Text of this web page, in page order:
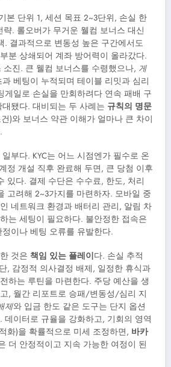
본 단위 1, 세션 목표 2~3단위, 손실 한
략. 롤오버가 무거운 웰컴 보너스 대신
. 결과적으로 변동성 높은 구간에서도
분 상쇄되어 계좌 방어력이 올라갔다.
소진. 큰 웰컴 보너스를 수령했으나, 게
베팅이 누적되며 테이블 리밋과 심리
게일로 손실을 만회하려다 연속 패배 구
됐다. 대비되는 두 사례는 규칙의 명문
)와 보너스 약관 이해가 얼마나 큰 차이
부다. KYC는 어느 시점엔가 필수로 온
정 개설 직후 완료해 두면, 큰 당첨 이후
있다. 결제 수단은 수수료, 한도, 처리
고려해 2~3가지를 마련하자. 모바일 중
네트워크 환경과 배터리 관리, 알림 차
는 세팅이 필요하다. 불안정한 접속은
이나 베팅 오류를 유발한다.
것은 책임 있는 플레이다. 손실 추적
, 감정적 의사결정 배제, 일정한 휴식과
하는 루틴을 마련한다. 주당 예산을 생
, 월간 리포트로 승패/변동성/심리 지
제와 입금 한도 같은 도구는 단지 옵션
데이터로 규율을 강화하고, 기회의 영역
화)을 확률적으로 미세 조정하면, 바카
더 안정적이고 지속 가능한 여정이 된